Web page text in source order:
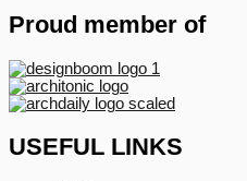
Proud member of
USEFUL LINKS